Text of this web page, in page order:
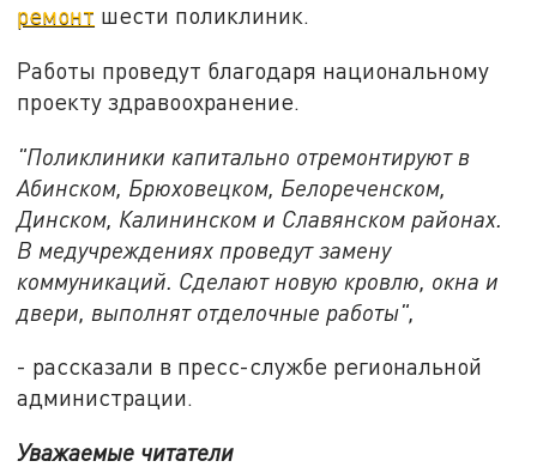
ремонт шести поликлиник.
Работы проведут благодаря национальному
проекту здравоохранение.
"Поликлиники капитально отремонтируют в
Абинском, Брюховецком, Белореченском,
Динском, Калининском и Славянском районах.
В медучреждениях проведут замену
коммуникаций. Сделают новую кровлю, окна и
двери, выполнят отделочные работы",
- рассказали в пресс-службе региональной
администрации.
Уважаемые читатели